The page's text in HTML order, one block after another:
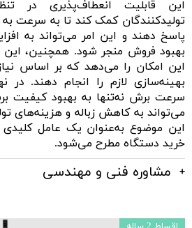
این قابلیت انعطاف‌پذیری در
تولیدکنندگان کمک کند تا به سرعت به
پاسخ دهند و این امر می‌تواند به
بهبود فروش منجر شود. همچنین، این
این امکان را می‌دهد که بر اساس
بهینه‌سازی لازم را انجام دهند. در
سرعت برش نه‌تنها به بهبود کیفیت
می‌تواند به کاهش زباله و هزینه‌های
این موضوع به‌عنوان یک عامل
خرید دستگاه مطرح می‌شود.
مشاوره فنی و مهندسی